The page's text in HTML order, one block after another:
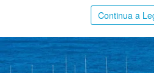
Continua a